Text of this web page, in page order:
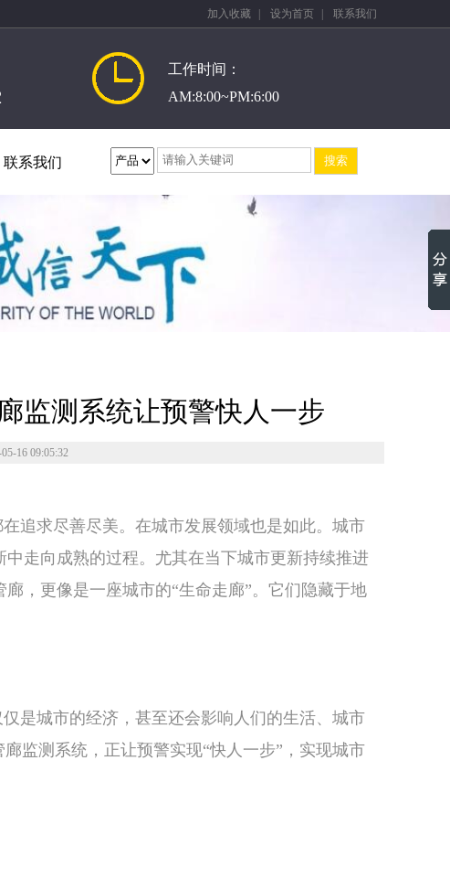
加入收藏 设为首页 联系我们
工作时间：
AM:8:00~PM:6:00
联系我们
监测系统让预警快人一步
16 09:05:32
追求尽善尽美。在城市发展领域也是如此。城市
走向成熟的过程。尤其在当下城市更新持续推进
，更像是一座城市的“生命走廊”。它们隐藏于地
是城市的经济，甚至还会影响人们的生活、城市
监测系统，正让预警实现“快人一步”，实现城市